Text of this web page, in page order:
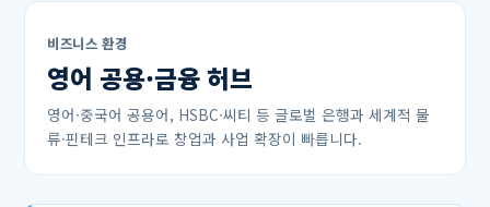
비즈니스 환경
영어 공용·금융 허브
영어·중국어 공용어, HSBC·씨티 등 글로벌 은행과 세계적 물
류·핀테크 인프라로 창업과 사업 확장이 빠릅니다.